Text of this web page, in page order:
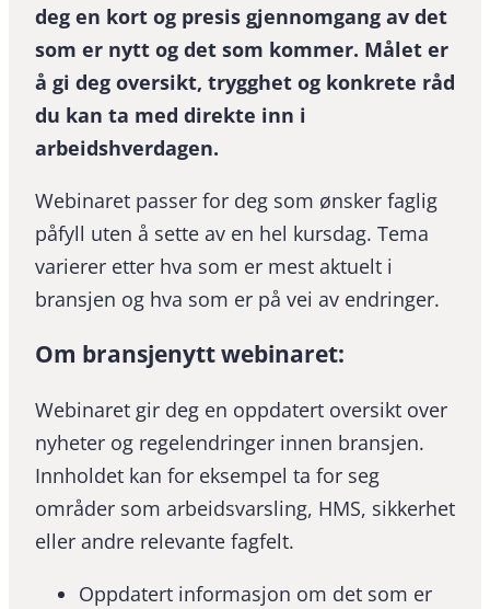
deg en kort og presis gjennomgang av det
som er nytt og det som kommer. Målet er
å gi deg oversikt, trygghet og konkrete råd
du kan ta med direkte inn i
arbeidshverdagen.
Webinaret passer for deg som ønsker faglig
påfyll uten å sette av en hel kursdag. Tema
varierer etter hva som er mest aktuelt i
bransjen og hva som er på vei av endringer.
Om bransjenytt webinaret:
Webinaret gir deg en oppdatert oversikt over
nyheter og regelendringer innen bransjen.
Innholdet kan for eksempel ta for seg
områder som arbeidsvarsling, HMS, sikkerhet
eller andre relevante fagfelt.
Oppdatert informasjon om det som er